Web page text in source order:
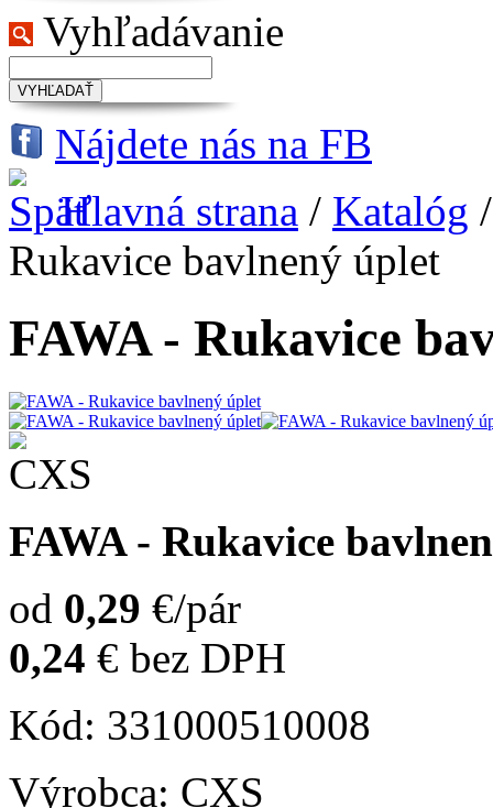
Vyhľadávanie
VYHĽADAŤ
Nájdete nás na FB
Hlavná strana / Katalóg
Rukavice bavlnený úplet
FAWA - Rukavice
FAWA - Rukavice
od 0,29 €/pár
0,24 € bez DPH
Kód: 331000510008
Výrobca: CXS